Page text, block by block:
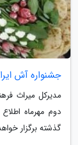
جشنواره آش
مدیرکل میراث
دوم مهرماه
گذشته برگزار